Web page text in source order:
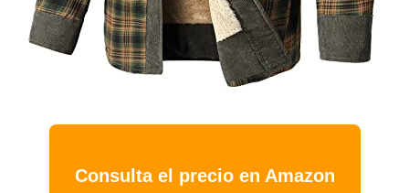
Consulta el precio en Amazon